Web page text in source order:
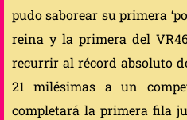
pudo saborear su primera
reina y la primera del
recurrir al récord absoluto
21 milésimas a un
completará la primera fila